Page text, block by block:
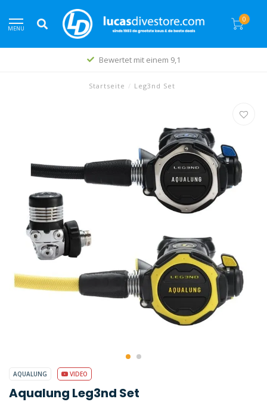
MENU
0
Der beste Preis
Startseite / Leg3nd Set
AQUALUNG VIDEO
Aqualung Leg3nd Set